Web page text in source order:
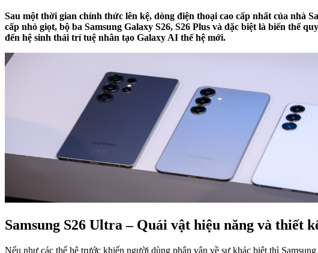
Sau một thời gian chính thức lên kệ, dòng điện thoại cao cấp nhất của nhà
cấp nhỏ giọt, bộ ba Samsung Galaxy S26, S26 Plus và đặc biệt là biến thể
đến hệ sinh thái trí tuệ nhân tạo Galaxy AI thế hệ mới.
Samsung S26 Ultra – Quái vật hiệu năng và thiết
Nếu như các thế hệ trước khiến người dùng phân vân về sự khác biệt thì